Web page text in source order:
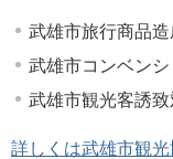
武雄市旅行商品
武雄市コンベン
武雄市観光客誘
詳しくは武雄市観